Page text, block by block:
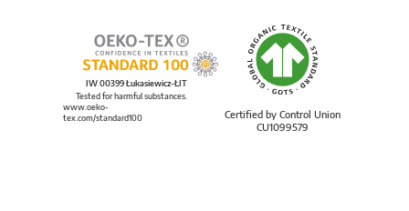
Certified by Control Union
CU1099579
IW 00399 Łukasiewicz-ŁIT
Tested for harmful substances.
www.oeko-
tex.com/standard100